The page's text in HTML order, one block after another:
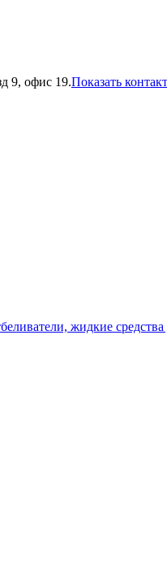
9, офис 19.Показать
жидкие средства